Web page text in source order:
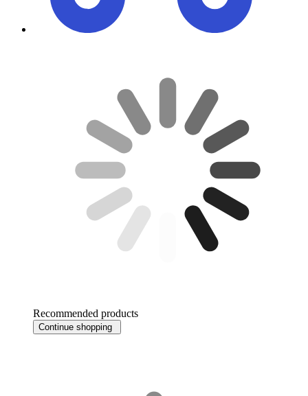
Recommended products
Continue shopping